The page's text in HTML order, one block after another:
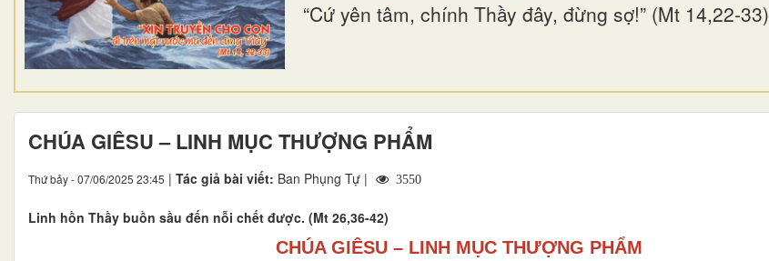
“Cứ yên tâm, chính Thầy đây, đừng sợ!” (Mt 14,22-33)
CHÚA GIÊSU – LINH MỤC THƯỢNG PHẨM
Thứ bảy - 07/06/2025 23:45 | Tác giả bài viết: Ban Phụng Tự | 3550
Linh hồn Thầy buồn sầu đến nỗi chết được. (Mt 26,36-42)
CHÚA GIÊSU – LINH MỤC THƯỢNG PHẨM